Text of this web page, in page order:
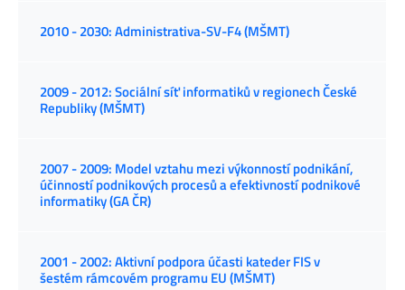
2010 - 2030: Administrativa-SV-F4 (MŠMT)
2009 - 2012: Sociální síť informatiků v regionech České
Republiky (MŠMT)
2007 - 2009: Model vztahu mezi výkonností podnikání,
účinností podnikových procesů a efektivností podnikové
informatiky (GA ČR)
2001 - 2002: Aktivní podpora účasti kateder FIS v
šestém rámcovém programu EU (MŠMT)